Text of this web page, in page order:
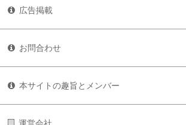
広告掲載
お問合わせ
本サイトの趣旨とメンバー